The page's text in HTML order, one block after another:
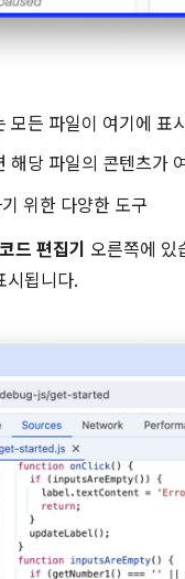
모든 파일이 여기에 표
해당 파일의 콘텐츠가
위한 다양한 도구
코드 편집기 오른쪽에 있
시됩니다.